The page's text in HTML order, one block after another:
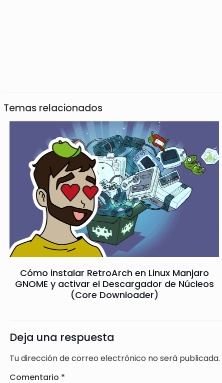
Temas relacionados
Cómo instalar RetroArch en Linux Manjaro
GNOME y activar el Descargador de Núcleos
(Core Downloader)
Deja una respuesta
Tu dirección de correo electrónico no será publicada.
Comentario *